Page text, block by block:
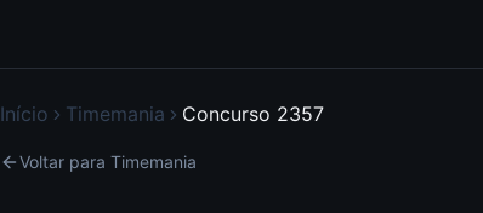
Início Timemania Concurso 2357
Voltar para Timemania